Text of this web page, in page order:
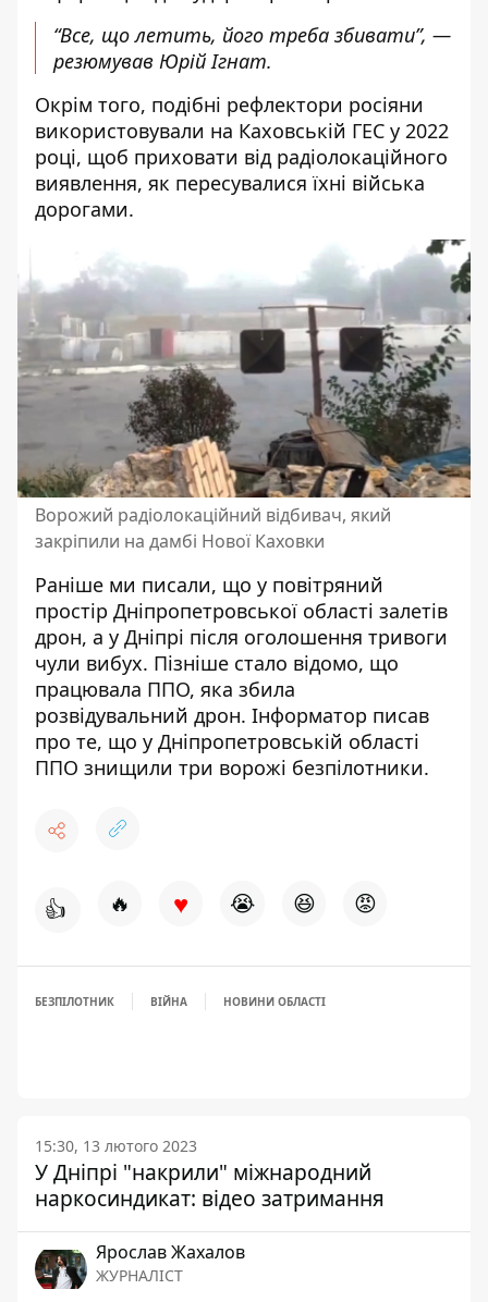
“Все, що летить, його треба збивати”, —
резюмував Юрій Ігнат.
Окрім того, подібні рефлектори росіяни
використовували на Каховській ГЕС у 2022
році, щоб приховати від радіолокаційного
виявлення, як пересувалися їхні війська
дорогами.
Ворожий радіолокаційний відбивач, який
закріпили на дамбі Нової Каховки
Раніше ми писали, що у повітряний
простір Дніпропетровської області залетів
дрон, а у Дніпрі після оголошення тривоги
чули вибух. Пізніше стало відомо, що
працювала ППО, яка збила
розвідувальний дрон. Інформатор писав
про те, що у Дніпропетровській області
ППО знищили три ворожі безпілотники.
👍 🔥 ♥ 😭 😆 😡
БЕЗПІЛОТНИК ВІЙНА НОВИНИ ОБЛАСТІ
15:30, 13 лютого 2023
У Дніпрі "накрили" міжнародний
наркосиндикат: відео затримання
Ярослав Жахалов
ЖУРНАЛІСТ